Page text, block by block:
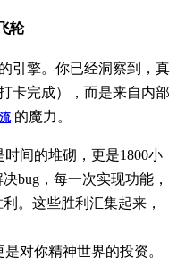
轮
引擎。你已经洞察到，真
卡完成），而是来自内部
的魔力。
间的堆砌，更是1800小
bug，每一次实现功能，
。这些胜利汇集起来，
是对你精神世界的投资。